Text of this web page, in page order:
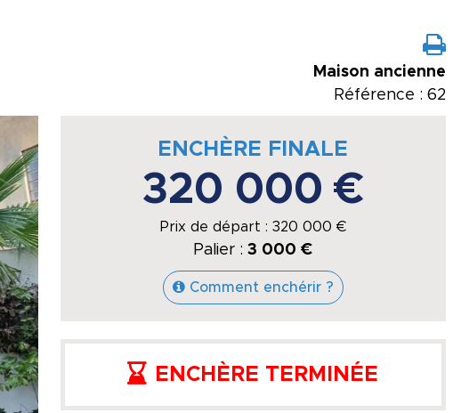
Maison ancienne
Référence : 62
ENCHÈRE FINALE
320 000 €
Prix de départ : 320 000 €
Palier :3 000 €
Comment enchérir ?
ENCHÈRE TERMINÉE